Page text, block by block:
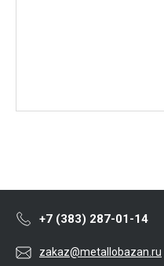
+7 (383) 287-01-14
zakaz@metallobazan.ru